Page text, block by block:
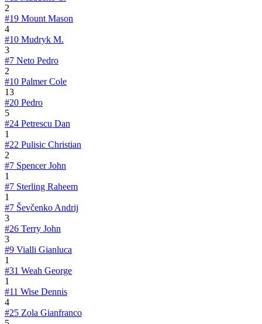
2
#19 Mount Mason
4
#10 Mudryk M.
3
#7 Neto Pedro
2
#10 Palmer Cole
13
#20 Pedro
5
#24 Petrescu Dan
1
#22 Pulisic Christian
2
#7 Spencer John
1
#7 Sterling Raheem
1
#7 Ševčenko Andrij
3
#26 Terry John
3
#9 Vialli Gianluca
1
#31 Weah George
1
#11 Wise Dennis
4
#25 Zola Gianfranco